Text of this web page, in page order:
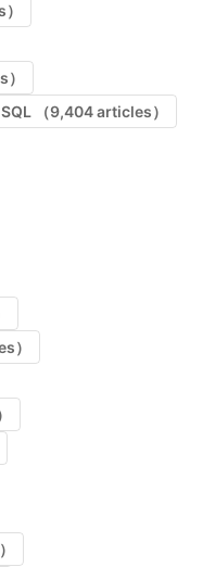
SQL （9,404 articles）
）